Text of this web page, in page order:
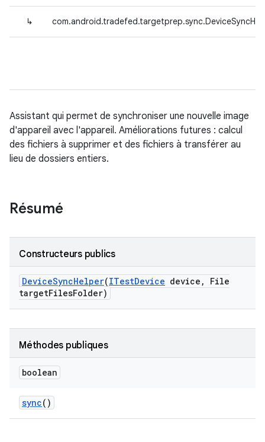
↳
Assistant qui permet de synchroniser une nouvelle image
d'appareil avec l'appareil. Améliorations futures : calcul
des fichiers à supprimer et des fichiers à transférer au
lieu de dossiers entiers.
Résumé
Constructeurs publics
DeviceSyncHelper(ITestDevice device ,
File
targetFilesFolder)
Méthodes publiques
boolean
sync()